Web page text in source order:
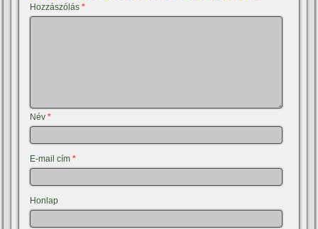
Hozzászólás*
Név*
E-mail cím*
Honlap